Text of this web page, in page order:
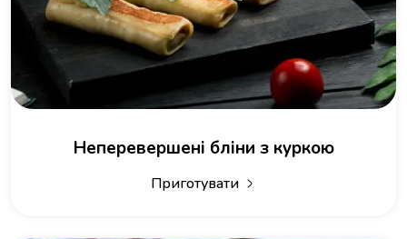
Неперевершені бліни з куркою
Приготувати